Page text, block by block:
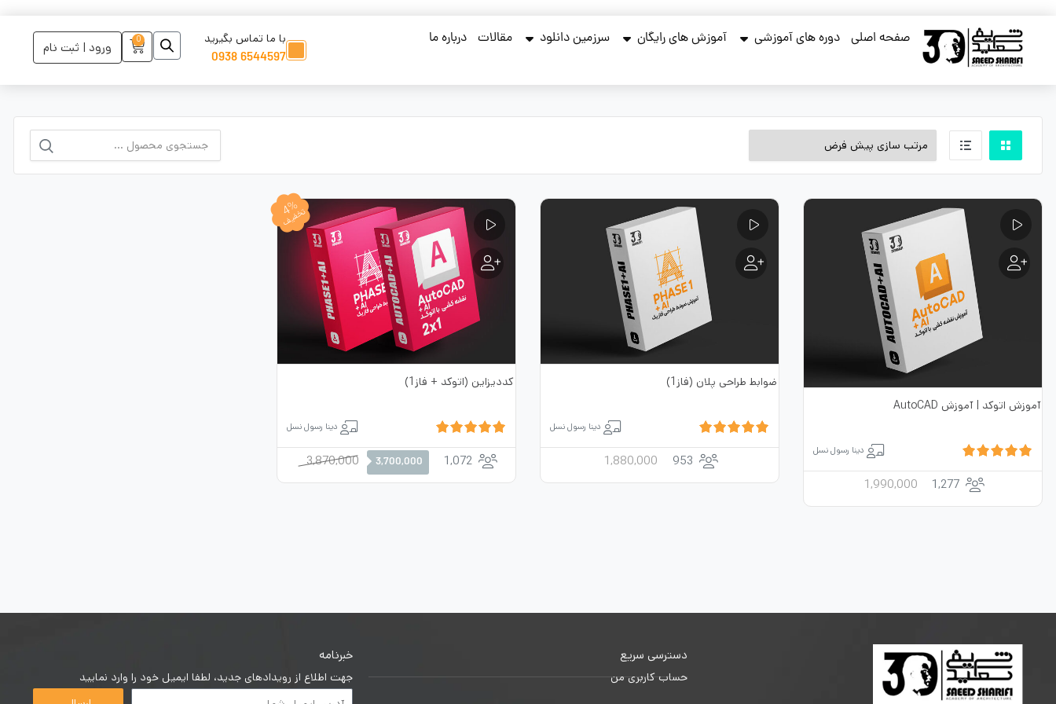
صفحه اصلی دوره های آموزشی آموزش های رایگان سرزمین دانلود مقالات درباره ما ورود | ثبت نام 0 با ما تماس بگیرید
6544597 0938
آموزش اتوکد | آموزش AutoCAD
دینا رسول نسل
1,277
1,990,000
ضوابط طراحی پلان (فاز1)
دینا رسول نسل
953
1,880,000
4%
تخفیف
کددیزاین (اتوکد + فاز1)
دینا رسول نسل
1,072
3,870,000 3,700,000
دسترسی سریع
حساب کاربری من
خبرنامه
جهت اطلاع از رویدادهای جدید، لطفا ایمیل خود را وارد نمایید